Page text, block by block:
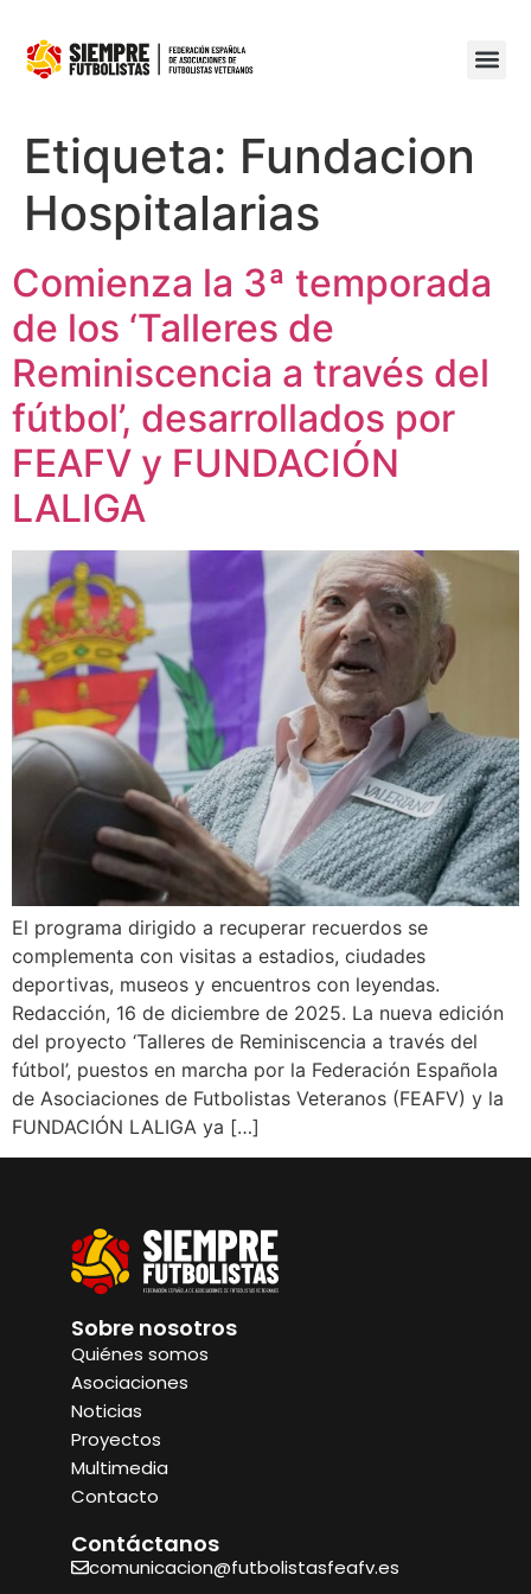
Etiqueta: Fundacion
Hospitalarias
Comienza la 3ª temporada
de los ‘Talleres de
Reminiscencia a través del
fútbol’, desarrollados por
FEAFV y FUNDACIÓN
LALIGA
El programa dirigido a recuperar recuerdos se
complementa con visitas a estadios, ciudades
deportivas, museos y encuentros con leyendas.
Redacción, 16 de diciembre de 2025. La nueva edición
del proyecto ‘Talleres de Reminiscencia a través del
fútbol’, puestos en marcha por la Federación Española
de Asociaciones de Futbolistas Veteranos (FEAFV) y la
FUNDACIÓN LALIGA ya […]
Sobre nosotros
Quiénes somos
Asociaciones
Noticias
Proyectos
Multimedia
Contacto
Contáctanos
comunicacion@futbolistasfeafv.es